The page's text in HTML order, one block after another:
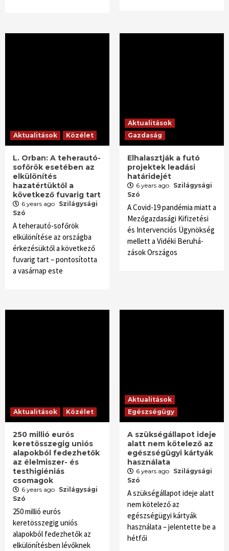
Aktualitások Közélet
L. Orban: A teherautó-
sofőrök esetében az
elkülönítés
hazatértüktől a
következő fuvarig tart
6 years ago Szilágysági
Szó
A teherautó-sofőrök
elkülönítése az országba
érkezésüktől a következő
fuvarig tart – pontosította
a vasárnap este
Aktualitások
Gazdaság
Elhalasztják a futó
projektek leadási
határidejét
6 years ago Szilágysági
Szó
A Covid-19 pandémia miatt a
Mező­gazda­sági Kifizetési
és Inter­venciós Ügynökség
mellett a Vidéki Beruhá­
zások Országos
Aktualitások Közélet
250 millió eurós
keretösszegig uniós
alapokból fedezhetők
az élelmiszer- és
testhigiéniás
csomagok
6 years ago Szilágysági
Szó
250 millió eurós
keretösszegig uniós
alapokból fedezhetők az
elkülönítésben lévőknek
Aktualitások
Egészségügy
A szükségállapot ideje
alatt nem kötelező az
egészségügyi kártyák
használata
6 years ago Szilágysági
Szó
A szükségállapot ideje alatt
nem kötelező az
egészségügyi kártyák
használata – jelentette be a
hétfői